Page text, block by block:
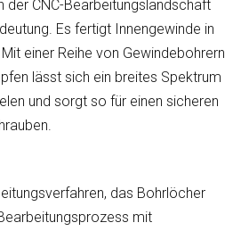
der CNC-Bearbeitungslandschaft
Es fertigt Innengewinde in
einer Reihe von Gewindebohrern
lässt sich ein breites Spektrum
und sorgt so für einen sicheren
das Bohrlöcher
mit